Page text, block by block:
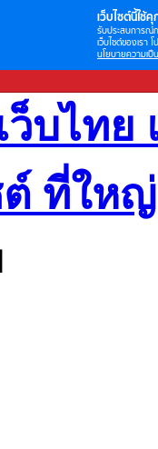
เว็บไซต์นี้ใช้คุ
รับประสบการณ์
เว็บไซต์ของเรา
นโยบายความเป็
บไทย
ที่ให